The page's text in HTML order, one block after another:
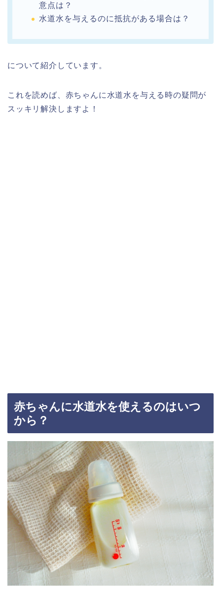
意点は？
水道水を与えるのに抵抗がある場合は？
について紹介しています。
これを読めば、赤ちゃんに水道水を与える時の疑問が
スッキリ解決しますよ！
赤ちゃんに水道水を使えるのはいつ
から？